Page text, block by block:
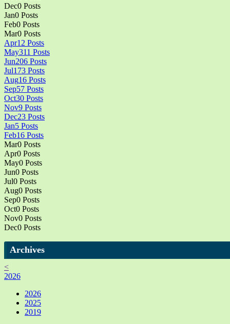
Dec0 Posts
Jan0 Posts
Feb0 Posts
Mar0 Posts
Apr12 Posts
May311 Posts
Jun206 Posts
Jul173 Posts
Aug16 Posts
Sep57 Posts
Oct30 Posts
Nov9 Posts
Dec23 Posts
Jan5 Posts
Feb16 Posts
Mar0 Posts
Apr0 Posts
May0 Posts
Jun0 Posts
Jul0 Posts
Aug0 Posts
Sep0 Posts
Oct0 Posts
Nov0 Posts
Dec0 Posts
Archives
<
2026
2026
2025
2019